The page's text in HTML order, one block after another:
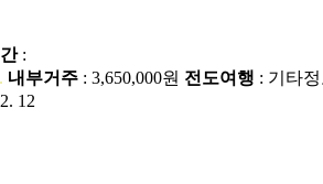
:
내부거주: 3,650,000원 전도여행 : 기타정
12